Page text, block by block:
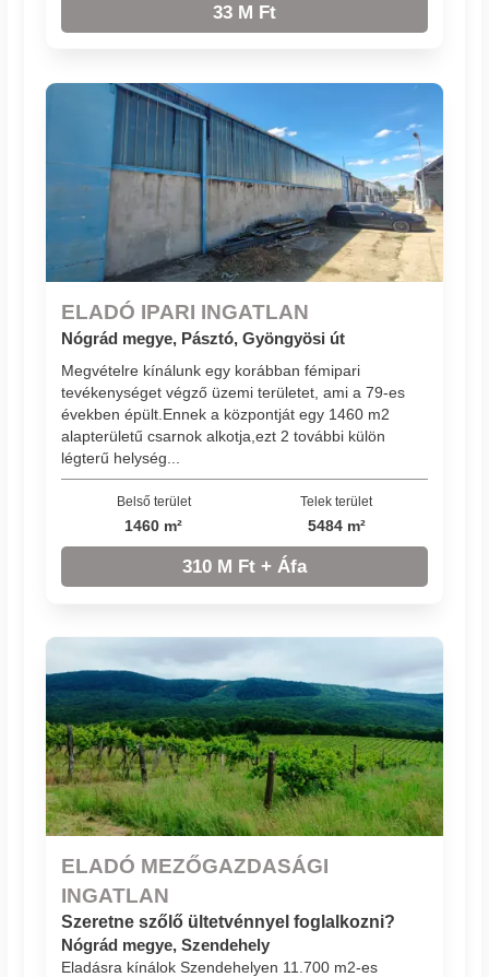
33 M Ft
ELADÓ IPARI INGATLAN
Nógrád megye, Pásztó, Gyöngyösi út
Megvételre kínálunk egy korábban fémipari
tevékenységet végző üzemi területet, ami a 79-es
években épült.Ennek a központját egy 1460 m2
alapterületű csarnok alkotja,ezt 2 további külön
légterű helység...
Belső terület
1460 m²
Telek terület
5484 m²
310 M Ft + Áfa
ELADÓ MEZŐGAZDASÁGI
INGATLAN
Szeretne szőlő ültetvénnyel foglalkozni?
Nógrád megye, Szendehely
Eladásra kínálok Szendehelyen 11.700 m2-es